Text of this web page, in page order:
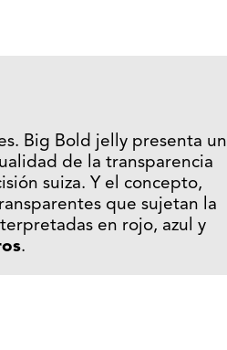
Big Bold jelly presenta un
de la transparencia
suiza. Y el concepto,
que sujetan la
en rojo, azul y
.